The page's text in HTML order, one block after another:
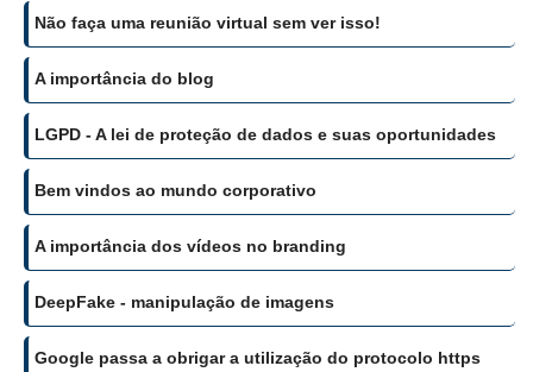
Não faça uma reunião virtual sem ver isso!
A importância do blog
LGPD - A lei de proteção de dados e suas oportunidades
Bem vindos ao mundo corporativo
A importância dos vídeos no branding
DeepFake - manipulação de imagens
Google passa a obrigar a utilização do protocolo https